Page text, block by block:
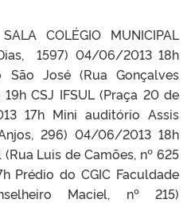
COLÉGIO MUNICIPAL
1597) 04/06/2013 18h
José (Rua Gonçalves
CSJ IFSUL (Praça 20 de
17h Mini auditório Assis
296) 04/06/2013 18h
(Rua Luis de Camões, nº 625
Prédio do CGIC Faculdade
Maciel, nº 215)